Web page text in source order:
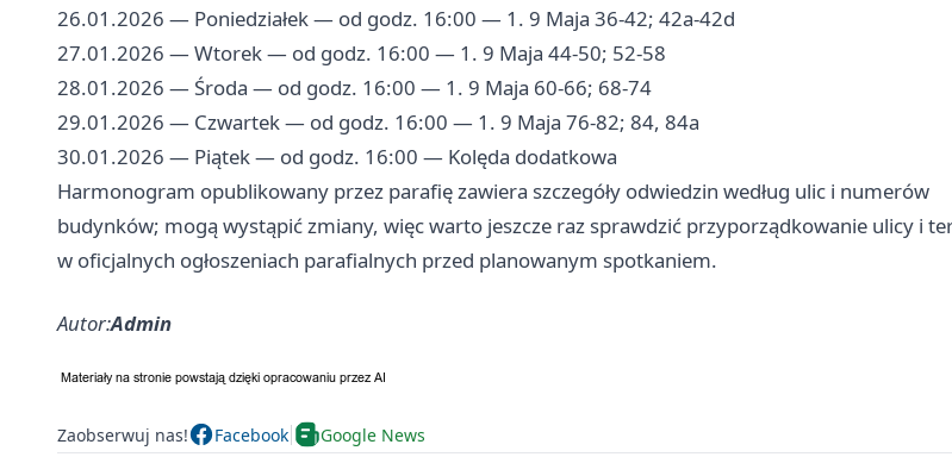
26.01.2026 — Poniedziałek — od godz. 16:00 — 1. 9 Maja 36-42; 42a-42d
27.01.2026 — Wtorek — od godz. 16:00 — 1. 9 Maja 44-50; 52-58
28.01.2026 — Środa — od godz. 16:00 — 1. 9 Maja 60-66; 68-74
29.01.2026 — Czwartek — od godz. 16:00 — 1. 9 Maja 76-82; 84, 84a
30.01.2026 — Piątek — od godz. 16:00 — Kolęda dodatkowa
Harmonogram opublikowany przez parafię zawiera szczegóły odwiedzin według ulic i numerów
budynków; mogą wystąpić zmiany, więc warto jeszcze raz sprawdzić przyporządkowanie ulicy i
w oficjalnych ogłoszeniach parafialnych przed planowanym spotkaniem.
Autor:Admin
Zaobserwuj nas! Facebook Google News